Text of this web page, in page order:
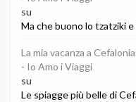
su
Ma che buono lo tzatziki
La mia vacanza a
- Io Amo i Viaggi
su
Le spiagge più belle di